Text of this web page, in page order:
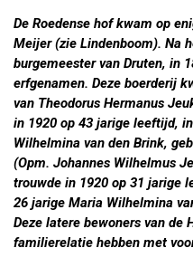
De Roedense hof kwam op
Meijer (zie Lindenboom). Na
burgemeester van Druten, in
erfgenamen. Deze boerderij
van Theodorus Hermanus
in 1920 op 43 jarige leeftijd,
Wilhelmina van den Brink,
(Opm. Johannes Wilhelmus
trouwde in 1920 op 31 jarige
26 jarige Maria Wilhelmina
Deze latere bewoners van de
familierelatie hebben met